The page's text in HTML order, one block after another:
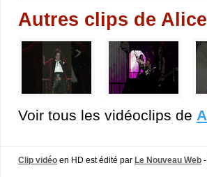
Autres clips de
Voir tous les vidéoclips de
Clip vidéo en HD est édité par Le Nouveau Web -